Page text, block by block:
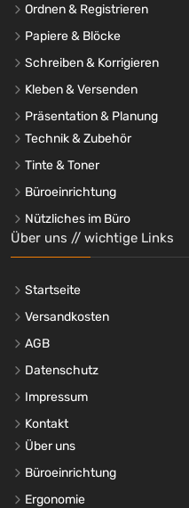
Ordnen & Registrieren
Papiere & Blöcke
Schreiben & Korrigieren
Kleben & Versenden
Präsentation & Planung
Technik & Zubehör
Tinte & Toner
Büroeinrichtung
Nützliches im Büro
Über uns // wichtige Links
Startseite
Versandkosten
AGB
Datenschutz
Impressum
Kontakt
Über uns
Büroeinrichtung
Ergonomie